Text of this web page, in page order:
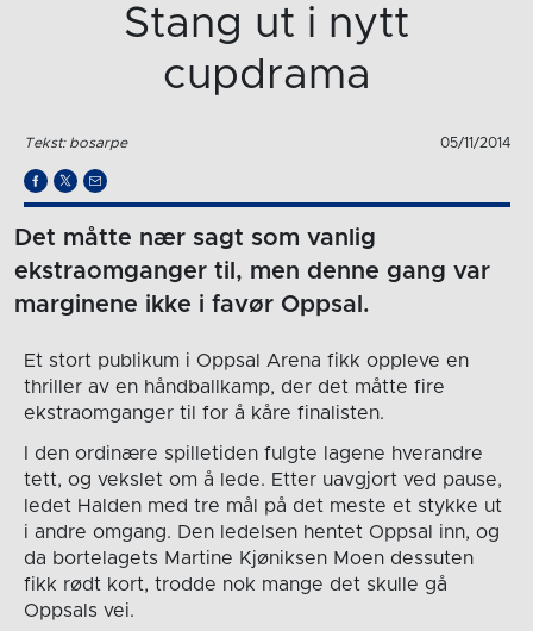
Stang ut i nytt
cupdrama
Tekst: bosarpe 05/11/2014
Det måtte nær sagt som vanlig
ekstraomganger til, men denne gang var
marginene ikke i favør Oppsal.
Et stort publikum i Oppsal Arena fikk oppleve en
thriller av en håndballkamp, der det måtte fire
ekstraomganger til for å kåre finalisten.
I den ordinære spilletiden fulgte lagene hverandre
tett, og vekslet om å lede. Etter uavgjort ved pause,
ledet Halden med tre mål på det meste et stykke ut
i andre omgang. Den ledelsen hentet Oppsal inn, og
da bortelagets Martine Kjøniksen Moen dessuten
fikk rødt kort, trodde nok mange det skulle gå
Oppsals vei.